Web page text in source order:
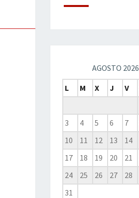
AGOSTO 2026
L
M X J V
3
4 5 6 7
10
11 12 13 14
17
18 19 20 21
24
25 26 27 28
31